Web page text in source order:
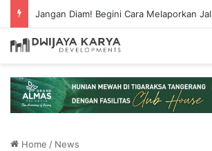
Home / News